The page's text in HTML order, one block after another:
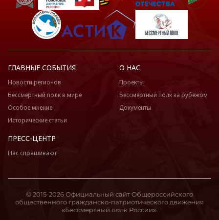
ГЛАВНЫЕ СОБЫТИЯ
Новости регионов
Бессмертный полк в мире
Особое мнение
Исторические статьи
О НАС
Проекты
Бессмертный полк за рубежом
Документы
ПРЕСС-ЦЕНТР
Нас спрашивают
© 2015-2026 Официальный сайт Общероссийского
общественного гражданско-патриотического движения
«Бессмертный полк России».